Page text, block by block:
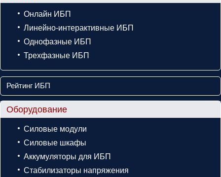
Онлайн ИБП
Линейно-интерактивные ИБП
Однофазные ИБП
Трехфазные ИБП
Рейтинг ИБП
Оборудование
Силовые модули
Силовые шкафы
Аккумуляторы для ИБП
Стабилизаторы напряжения